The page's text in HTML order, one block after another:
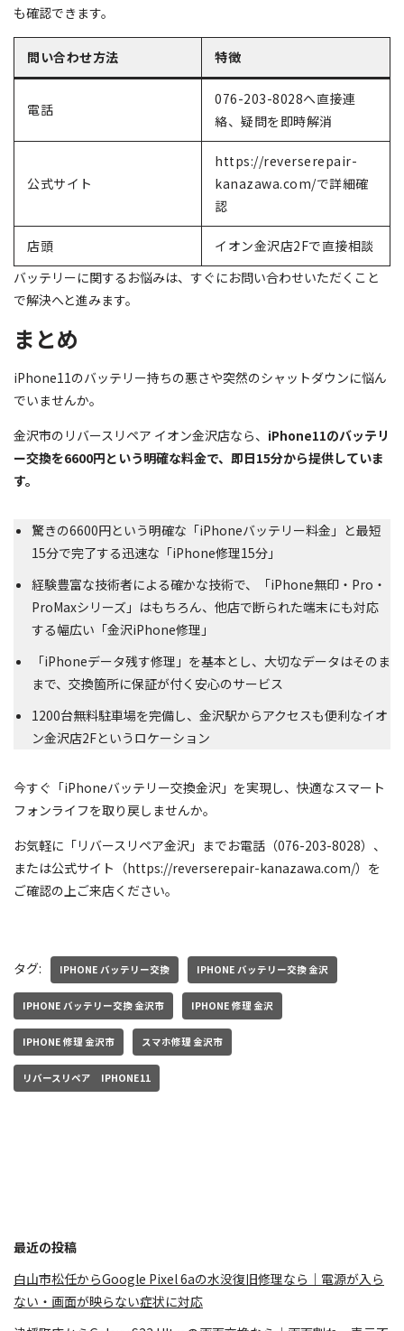
も確認できます。
問い合わせ方法 特徴
電話
076-203-8028へ直接連
絡、疑問を即時解消
公式サイト
https://reverserepair-
kanazawa.com/で詳細確
認
店頭
イオン金沢店2Fで直接相談
バッテリーに関するお悩みは、すぐにお問い合わせいただくこと
で解決へと進みます。
まとめ
iPhone11のバッテリー持ちの悪さや突然のシャットダウンに悩ん
でいませんか。
金沢市のリバースリペア イオン金沢店なら、 iPhone11のバッテリ
ー交換を6600円という明確な料金で、即日15分から提供していま
す。
驚きの6600円という明確な「iPhoneバッテリー料金」と最短
15分で完了する迅速な「iPhone修理15分」
経験豊富な技術者による確かな技術で、「iPhone無印・Pro・
ProMaxシリーズ」はもちろん、他店で断られた端末にも対応
する幅広い「金沢iPhone修理」
「iPhoneデータ残す修理」を基本とし、大切なデータはそのま
まで、交換箇所に保証が付く安心のサービス
1200台無料駐車場を完備し、金沢駅からアクセスも便利なイオ
ン金沢店2Fというロケーション
今すぐ「iPhoneバッテリー交換金沢」を実現し、快適なスマート
フォンライフを取り戻しませんか。
お気軽に「リバースリペア金沢」までお電話（076-203-8028）、
または公式サイト（https://reverserepair-kanazawa.com/）を
ご確認の上ご来店ください。
タグ: IPHONE バッテリー交換 IPHONE バッテリー交換 金沢
IPHONE バッテリー交換 金沢市 IPHONE 修理 金沢
IPHONE 修理 金沢市 スマホ修理 金沢市
リバースリペア IPHONE11
最近の投稿
白山市松任からGoogle Pixel 6aの水没復旧修理なら｜電源が入ら
ない・画面が映らない症状に対応